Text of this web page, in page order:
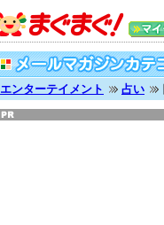
エンターテイメント
占い